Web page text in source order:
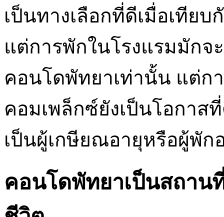
เป็นทางเลือกที่ดีเมื่อเทียบ
แต่การพักในโรงแรมมักจ
คอนโดพัทยาเท่านั้น แต่ก
คอมเพล็กซ์ยังเป็นโอกาส
เป็นผู้เกษียณอายุหรือผู้พัก
คอนโดพัทยาเป็นสถาน